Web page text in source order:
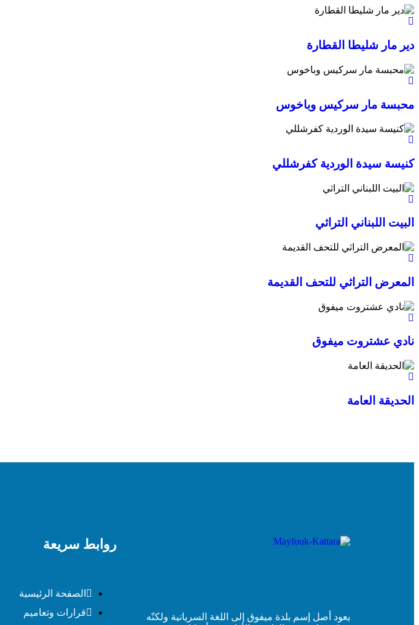
دير مار شليطا القطارة
محبسة مار سركيس وباخوس
كنيسة سيدة الوردية كفرشللي
البيت اللبناني التراثي
المعرض التراثي للتحف القديمة
نادي عشتروت ميفوق
الحديقة العامة
يعود أصل إسم بلدة ميفوق إلى اللغة السريانية ولكنّه
روابط سريعة
الصفحة الرئيسية
قرارات وتعاميم